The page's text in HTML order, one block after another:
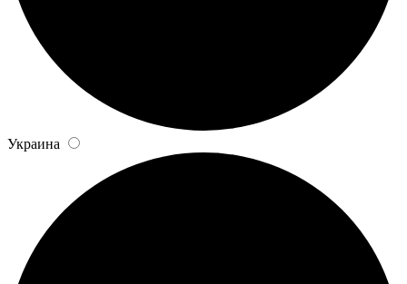
Украина